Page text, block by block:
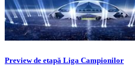
Preview de etapă Liga Campionilor